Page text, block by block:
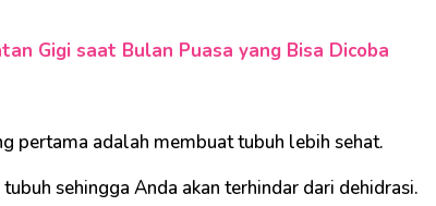
Gigi saat Bulan Puasa yang Bisa Dicoba
pertama adalah membuat tubuh lebih sehat.
sehingga Anda akan terhindar dari dehidrasi.